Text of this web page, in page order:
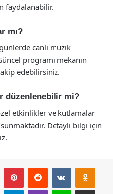
faydalanabilir.
mı?
canlı müzik
programı mekanın
edebilirsiniz.
düzenlenebilir mi?
etkinlikler ve kutlamalar
Detaylı bilgi için
Tumblr PinterestReddit VKontakte
WhatsAppTelegramViber Line E-Posta ile